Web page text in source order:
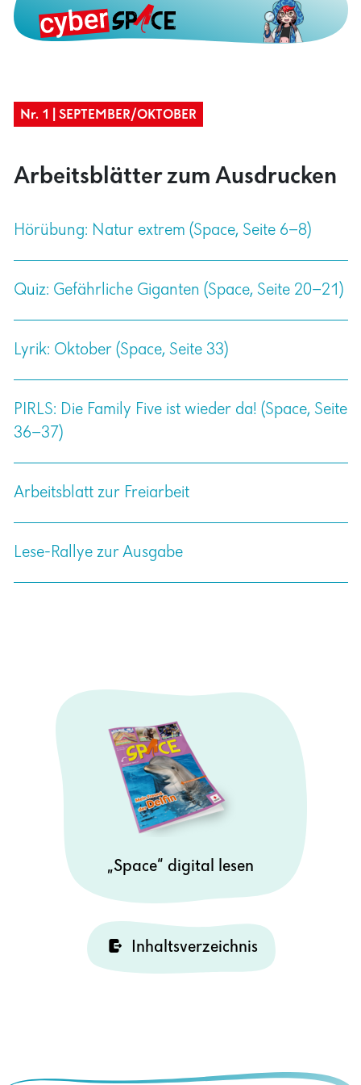
Nr. 1 | SEPTEMBER/OKTOBER
Arbeitsblätter zum Ausdrucken
Hörübung: Natur extrem (Space, Seite 6–8)
Quiz: Gefährliche Giganten (Space, Seite 20–21)
Lyrik: Oktober (Space, Seite 33)
PIRLS: Die Family Five ist wieder da! (Space, Seite
36–37)
Arbeitsblatt zur Freiarbeit
Lese-Rallye zur Ausgabe
„Space“ digital lesen
Inhaltsverzeichnis